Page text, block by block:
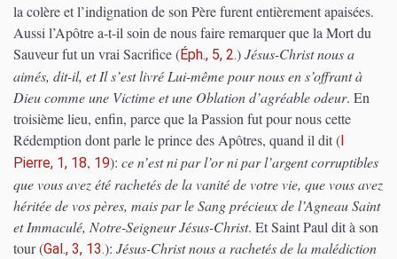
la colère et l’indignation de son Père furent entièrement apaisées.
Aussi l’Apôtre a-t-il soin de nous faire remarquer que la Mort du
Sauveur fut un vrai Sacrifice(Éph., 5, 2.)Jésus-Christ nous a
aimés, dit-il, et Il s’est livré Lui-même pour nous en s’offrant à
Dieu comme une Victime et une Oblation d’agréable odeur. En
troisième lieu, enfin, parce que la Passion fut pour nous cette
Rédemption dont parle le prince des Apôtres, quand il dit(I
Pierre, 1, 18, 19): ce n’est ni par l’or ni par l’argent corruptibles
que vous avez été rachetés de la vanité de votre vie, que vous avez
héritée de vos pères, mais par le Sang précieux de l’Agneau Saint
et Immaculé, Notre-Seigneur Jésus-Christ. Et Saint Paul dit à son
tour(Gal., 3, 13.): Jésus-Christ nous a rachetés de la malédiction